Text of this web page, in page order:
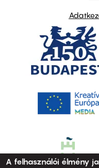
A felhasználói élmény